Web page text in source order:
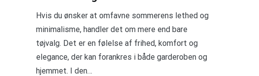
Hvis du ønsker at omfavne sommerens lethed og
minimalisme, handler det om mere end bare
tøjvalg. Det er en følelse af frihed, komfort og
elegance, der kan forankres i både garderoben og
hjemmet. I den…